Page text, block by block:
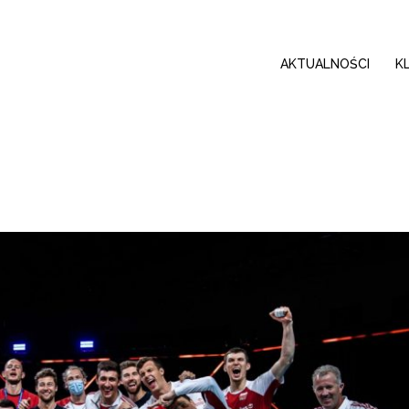
AKTUALNOŚCI